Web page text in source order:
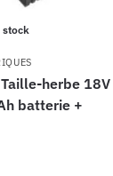
stock
herbe 18V
batterie +